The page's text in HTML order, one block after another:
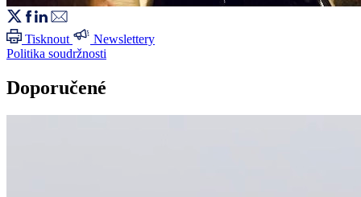
Tisknout
Newslettery
Politika soudržnosti
Doporučené